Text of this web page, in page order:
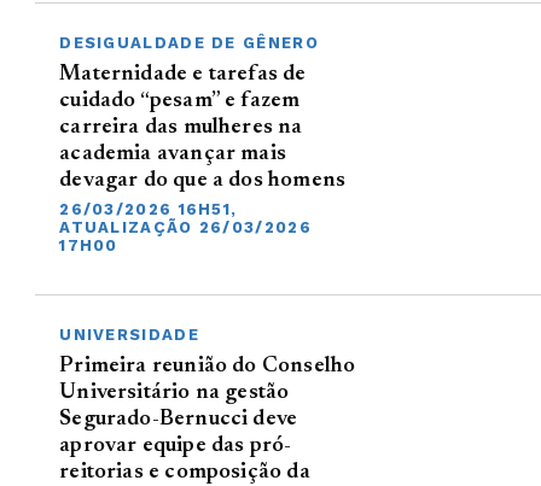
DESIGUALDADE DE GÊNERO
Maternidade e tarefas de
cuidado “pesam” e fazem
carreira das mulheres na
academia avançar mais
devagar do que a dos homens
26/03/2026 16H51,
ATUALIZAÇÃO 26/03/2026
17H00
UNIVERSIDADE
Primeira reunião do Conselho
Universitário na gestão
Segurado-Bernucci deve
aprovar equipe das pró-
reitorias e composição da